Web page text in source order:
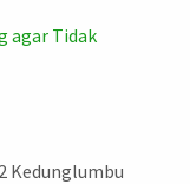
agar Tidak
Kedunglumbu